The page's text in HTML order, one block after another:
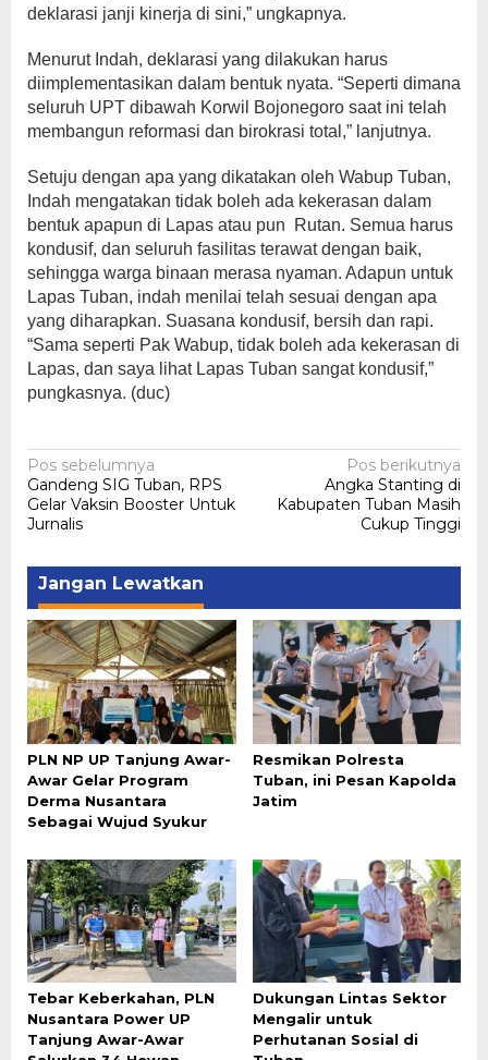
deklarasi janji kinerja di sini,” ungkapnya.
Menurut Indah, deklarasi yang dilakukan harus
diimplementasikan dalam bentuk nyata. “Seperti dimana
seluruh UPT dibawah Korwil Bojonegoro saat ini telah
membangun reformasi dan birokrasi total,” lanjutnya.
Setuju dengan apa yang dikatakan oleh Wabup Tuban,
Indah mengatakan tidak boleh ada kekerasan dalam
bentuk apapun di Lapas atau pun Rutan. Semua harus
kondusif, dan seluruh fasilitas terawat dengan baik,
sehingga warga binaan merasa nyaman. Adapun untuk
Lapas Tuban, indah menilai telah sesuai dengan apa
yang diharapkan. Suasana kondusif, bersih dan rapi.
“Sama seperti Pak Wabup, tidak boleh ada kekerasan di
Lapas, dan saya lihat Lapas Tuban sangat kondusif,”
pungkasnya. (duc)
Navigasi
pos
Pos sebelumnya
Gandeng SIG Tuban, RPS
Gelar Vaksin Booster Untuk
Jurnalis
Pos berikutnya
Angka Stanting di
Kabupaten Tuban Masih
Cukup Tinggi
Jangan Lewatkan
PLN NP UP Tanjung Awar-
Awar Gelar Program
Derma Nusantara
Sebagai Wujud Syukur
Resmikan Polresta
Tuban, ini Pesan Kapolda
Jatim
Tebar Keberkahan, PLN
Nusantara Power UP
Tanjung Awar-Awar
Dukungan Lintas Sektor
Mengalir untuk
Perhutanan Sosial di